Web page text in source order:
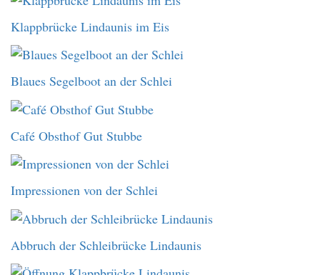
Klappbrücke Lindaunis im Eis
Blaues Segelboot an der Schlei
Café Obsthof Gut Stubbe
Impressionen von der Schlei
Abbruch der Schleibrücke Lindaunis